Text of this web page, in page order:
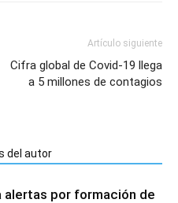
Artículo siguiente
Cifra global de Covid-19 llega
a 5 millones de contagios
del autor
alertas por formación de